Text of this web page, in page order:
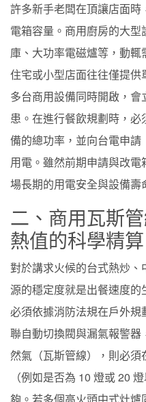
許多新手老闆在頂讓店面
電箱容量。商用廚房的大
庫、大功率電磁爐等，動
住宅或小型店面往往僅提
多台商用設備同時開啟，
患。在進行餐飲規劃時，
備的總功率，並向台電申
用電。雖然前期申請與改
場長期的用電安全與設備壽
二、商用瓦斯
熱值的科學精算
對於講求火候的台式熱炒
源的穩定度就是出餐速度的
必須依據消防法規在戶外
聯自動切換閥與漏氣報警
然氣（瓦斯管線），則必
（例如是否為 10 燈或 20